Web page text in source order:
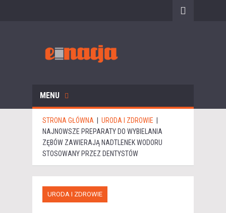
MENU
STRONA GŁÓWNA URODA I ZDROWIE
NAJNOWSZE PREPARATY DO WYBIELANIA
ZĘBÓW ZAWIERAJĄ NADTLENEK WODORU
STOSOWANY PRZEZ DENTYSTÓW
URODA I ZDROWIE